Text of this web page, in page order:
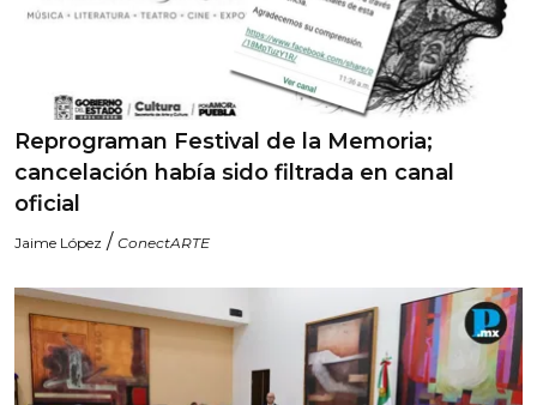
Reprograman Festival de la Memoria;
cancelación había sido filtrada en canal
oficial
Jaime López / ConectARTE